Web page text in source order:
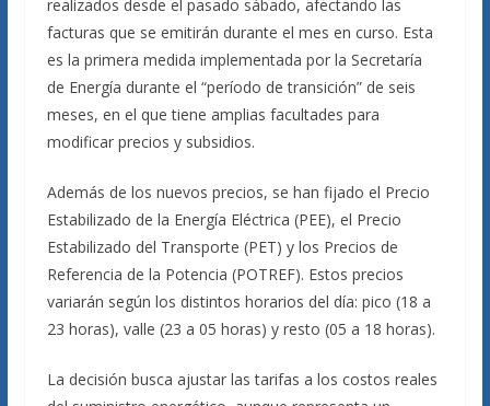
realizados desde el pasado sábado, afectando las
facturas que se emitirán durante el mes en curso. Esta
es la primera medida implementada por la Secretaría
de Energía durante el “período de transición” de seis
meses, en el que tiene amplias facultades para
modificar precios y subsidios.
Además de los nuevos precios, se han fijado el Precio
Estabilizado de la Energía Eléctrica (PEE), el Precio
Estabilizado del Transporte (PET) y los Precios de
Referencia de la Potencia (POTREF). Estos precios
variarán según los distintos horarios del día: pico (18 a
23 horas), valle (23 a 05 horas) y resto (05 a 18 horas).
La decisión busca ajustar las tarifas a los costos reales